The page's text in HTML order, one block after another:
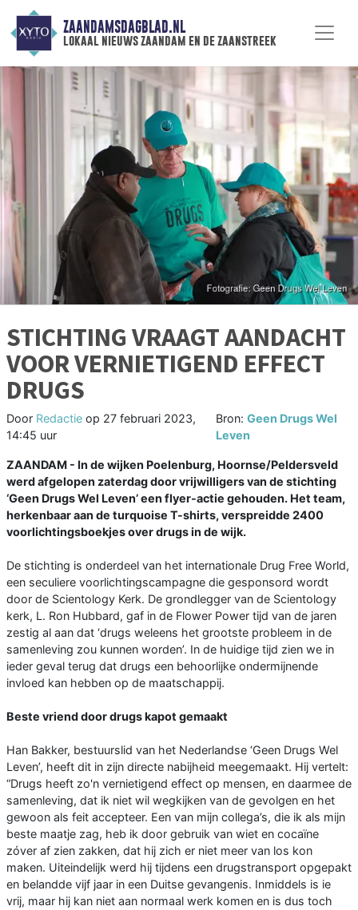
ZAANDAMSDAGBLAD.NL
lokaal nieuws zaandam en de zaanstreek
STICHTING VRAAGT AANDACHT
VOOR VERNIETIGEND EFFECT
DRUGS
Door Redactie op 27 februari 2023,
14:45 uur
Bron: Geen Drugs Wel
Leven
ZAANDAM - In de wijken Poelenburg, Hoornse/Peldersveld
werd afgelopen zaterdag door vrijwilligers van de stichting
‘Geen Drugs Wel Leven’ een flyer-actie gehouden. Het team,
herkenbaar aan de turquoise T-shirts, verspreidde 2400
voorlichtingsboekjes over drugs in de wijk.
De stichting is onderdeel van het internationale Drug Free World,
een seculiere voorlichtingscampagne die gesponsord wordt
door de Scientology Kerk. De grondlegger van de Scientology
kerk, L. Ron Hubbard, gaf in de Flower Power tijd van de jaren
zestig al aan dat ‘drugs weleens het grootste probleem in de
samenleving zou kunnen worden’. In de huidige tijd zien we in
ieder geval terug dat drugs een behoorlijke ondermijnende
invloed kan hebben op de maatschappij.
Beste vriend door drugs kapot gemaakt
Han Bakker, bestuurslid van het Nederlandse ‘Geen Drugs Wel
Leven’, heeft dit in zijn directe nabijheid meegemaakt. Hij vertelt:
“Drugs heeft zo'n vernietigend effect op mensen, en daarmee de
samenleving, dat ik niet wil wegkijken van de gevolgen en het
gewoon als feit accepteer. Een van mijn collega’s, die ik als mijn
beste maatje zag, heb ik door gebruik van wiet en cocaïne
zóver af zien zakken, dat hij zich er niet meer van los kon
maken. Uiteindelijk werd hij tijdens een drugstransport opgepakt
en belandde vijf jaar in een Duitse gevangenis. Inmiddels is ie
vrij, maar hij kan niet aan normaal werk komen en is dus toch